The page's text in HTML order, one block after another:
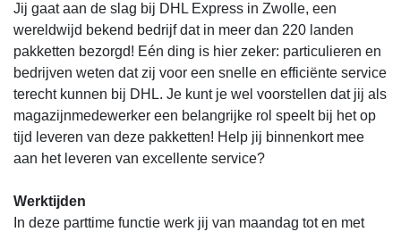
Jij gaat aan de slag bij DHL Express in Zwolle, een
wereldwijd bekend bedrijf dat in meer dan 220 landen
pakketten bezorgd! Eén ding is hier zeker: particulieren en
bedrijven weten dat zij voor een snelle en efficiënte service
terecht kunnen bij DHL. Je kunt je wel voorstellen dat jij als
magazijnmedewerker een belangrijke rol speelt bij het op
tijd leveren van deze pakketten! Help jij binnenkort mee
aan het leveren van excellente service?
Werktijden
In deze parttime functie werk jij van maandag tot en met